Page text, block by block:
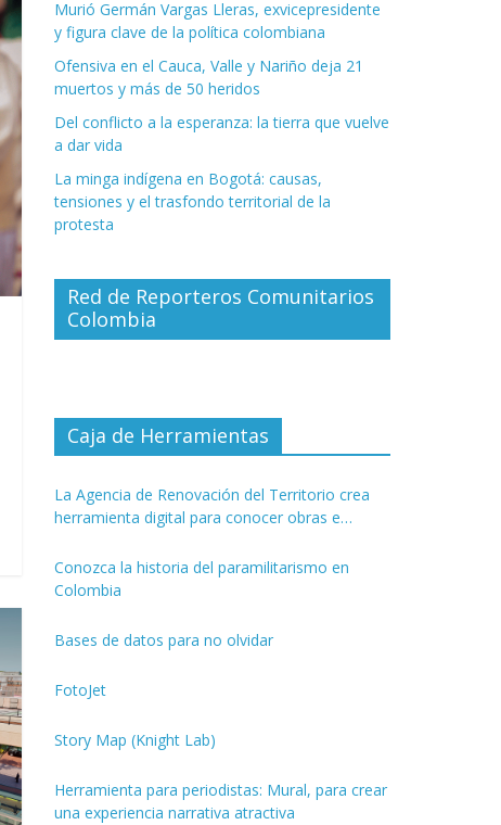
Murió Germán Vargas Lleras, exvicepresidente
y figura clave de la política colombiana
Ofensiva en el Cauca, Valle y Nariño deja 21
muertos y más de 50 heridos
Del conflicto a la esperanza: la tierra que vuelve
a dar vida
La minga indígena en Bogotá: causas,
tensiones y el trasfondo territorial de la
protesta
Red de Reporteros Comunitarios
Colombia
Caja de Herramientas
La Agencia de Renovación del Territorio crea
herramienta digital para conocer obras e
Conozca la historia del paramilitarismo en
Colombia
Bases de datos para no olvidar
FotoJet
Story Map (Knight Lab)
Herramienta para periodistas: Mural, para crear
una experiencia narrativa atractiva